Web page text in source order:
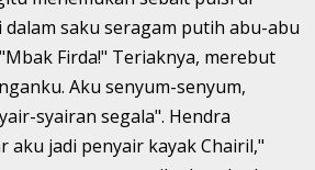
saku seragam putih abu-abu
Firda!" Teriaknya, merebut
Aku senyum-senyum,
syairan segala". Hendra
aku jadi penyair kayak Chairil,"